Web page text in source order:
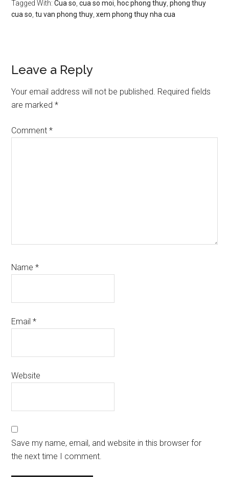
Tagged With:Cua so ,cua so moi hoc phong thuy ,phong thuy
cua so ,tu van phong thuy ,xem phong thuy nha cua
Reader
Interactions
Leave a Reply
Your email address will not be published. Required fields
are marked*
Comment*
Name*
Email*
Website
Save my name, email, and website in this browser for
the next time I comment.